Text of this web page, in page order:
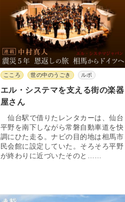
こころ 世の中のうごき ルポ
エル・システマを支える街の楽器
屋さん
仙台駅で借りたレンタカーは、仙台
平野を南下しながら常磐自動車道を快
調にひた走る。ナビの目的地は相馬市
民会館に設定していた。そろそろ平野
が終わりに近づいたそのと……